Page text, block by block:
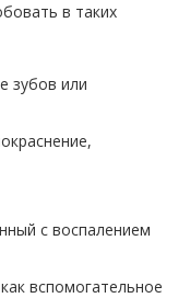
в таких
зубов или
с воспалением
вспомогательное